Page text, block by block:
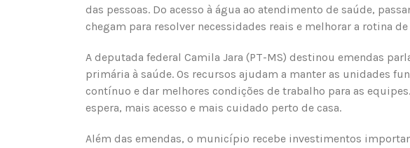
das pessoas. Do acesso à água ao atendimento de saúde,
chegam para resolver necessidades reais e melhorar a rotina
A deputada federal Camila Jara (PT-MS) destinou emendas
primária à saúde. Os recursos ajudam a manter as unidades
contínuo e dar melhores condições de trabalho para as
espera, mais acesso e mais cuidado perto de casa.
Além das emendas, o município recebe investimentos